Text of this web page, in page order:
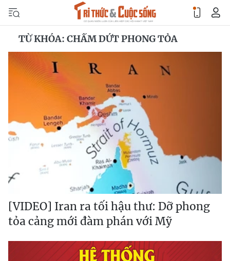
TỪ KHÓA: CHẤM DỨT PHONG TỎA
[VIDEO] Iran ra tối hậu thư: Dỡ phong
tỏa cảng mới đàm phán với Mỹ